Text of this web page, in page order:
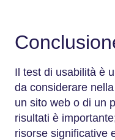
Il test di usabilità è
da considerare
un sito web o di un
risultati è
risorse significative